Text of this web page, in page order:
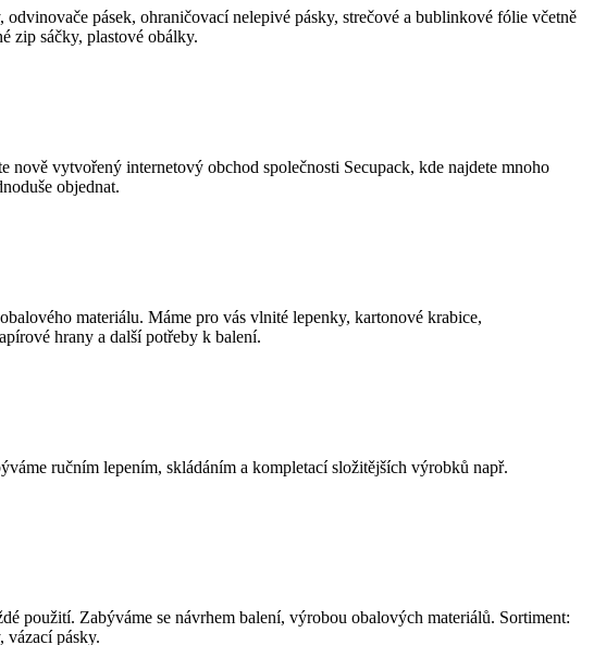
pásek, ohraničovací nelepivé pásky, strečové a bublinkové fólie včetně
zip sáčky, plastové obálky.
vytvořený internetový obchod společnosti Secupack, kde najdete mnoho
objednat.
materiálu. Máme pro vás vlnité lepenky, kartonové krabice,
hrany a další potřeby k balení.
ručním lepením, skládáním a kompletací složitějších výrobků např.
použití. Zabýváme se návrhem balení, výrobou obalových materiálů. Sortiment:
vázací pásky.